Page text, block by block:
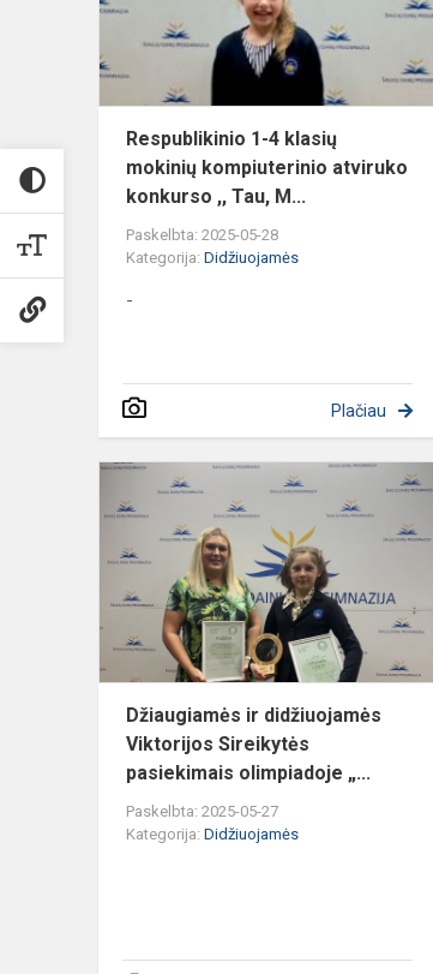
Respublikinio 1-4 klasių
mokinių kompiuterinio atviruko
konkurso ,, Tau, M...
Paskelbta: 2025-05-28
Kategorija: Didžiuojamės
-
Plačiau
Džiaugiamės ir didžiuojamės
Viktorijos Sireikytės
pasiekimais olimpiadoje „...
Paskelbta: 2025-05-27
Kategorija: Didžiuojamės